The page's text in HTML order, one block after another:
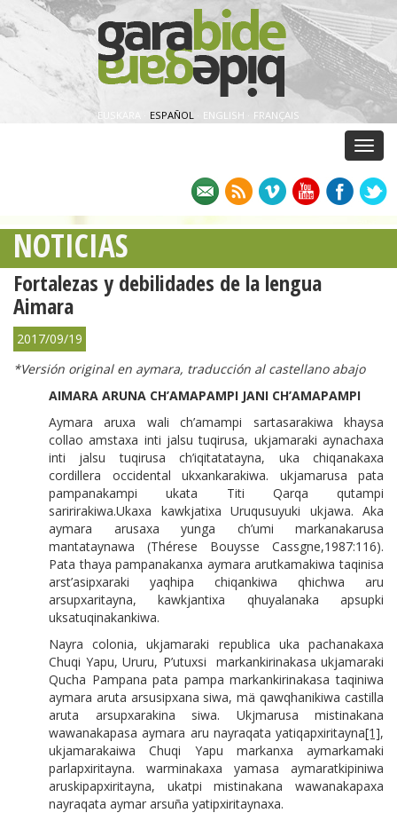
EUSKARA ESPAÑOL · ENGLISH · FRANÇAIS
NOTICIAS
Fortalezas y debilidades de la lengua
Aimara
2017/09/19
*Versión original en aymara, traducción al castellano abajo
AIMARA ARUNA CH’AMAPAMPI JANI CH’AMAPAMPI
Aymara aruxa wali ch’amampi sartasarakiwa khaysa
collao amstaxa inti jalsu tuqirusa, ukjamaraki aynachaxa
inti jalsu tuqirusa ch’iqitatatayna, uka chiqanakaxa
cordillera occidental ukxankarakiwa. ukjamarusa pata
pampanakampi ukata Titi Qarqa qutampi
saririrakiwa.Ukaxa kawkjatixa Uruqusuyuki ukjawa. Aka
aymara arusaxa yunga ch’umi markanakarusa
mantataynawa (Thérese Bouysse Cassgne,1987:116).
Pata thaya pampanakanxa aymara arutkamakiwa taqinisa
arst’asipxaraki yaqhipa chiqankiwa qhichwa aru
arsupxaritayna, kawkjantixa qhuyalanaka apsupki
uksatuqinakankiwa.
Nayra colonia, ukjamaraki republica uka pachanakaxa
Chuqi Yapu, Ururu, P’utuxsi markankirinakasa ukjamaraki
Qucha Pampana pata pampa markankirinakasa taqiniwa
aymara aruta arsusipxana siwa, mä qawqhanikiwa castilla
aruta arsupxarakina siwa. Ukjmarusa mistinakana
wawanakapasa aymara aru nayraqata yatiqapxiritayna[1],
ukjamarakaiwa Chuqi Yapu markanxa aymarkamaki
parlapxiritayna. warminakaxa yamasa aymaratkipiniwa
aruskipapxiritayna, ukatpi mistinakana wawanakapaxa
nayraqata aymar arsuña yatipxiritaynaxa.